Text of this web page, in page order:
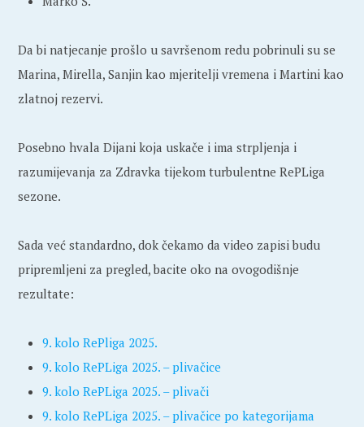
Da bi natjecanje prošlo u savršenom redu pobrinuli su se
Marina, Mirella, Sanjin kao mjeritelji vremena i Martini kao
zlatnoj rezervi.
Posebno hvala Dijani koja uskače i ima strpljenja i
razumijevanja za Zdravka tijekom turbulentne RePLiga
sezone.
Sada već standardno, dok čekamo da video zapisi budu
pripremljeni za pregled, bacite oko na ovogodišnje
rezultate:
9. kolo RePliga 2025.
9. kolo RePLiga 2025. – plivačice
9. kolo RePLiga 2025. – plivači
9. kolo RePLiga 2025. – plivačice po kategorijama